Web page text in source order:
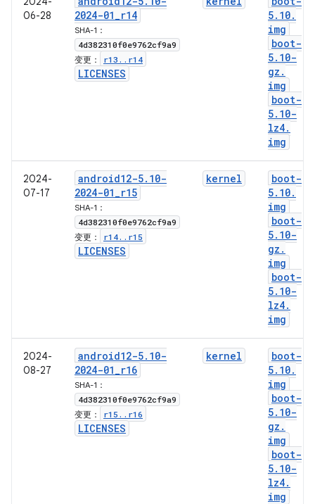
06-28
2024-01_r14
SHA-1：
4d382310f0e9762cf9a9
变更： r13 . . r14
LICENSES
5. 10.
img
boot-
5. 10-
gz .
img
boot-
5. 10-
lz4.
img
2024-
07-17
android12-5. 10-
2024-01_r15
SHA-1：
4d382310f0e9762cf9a9
变更： r14. . r15
LICENSES
kernel
boot-
5. 10.
img
boot-
5. 10-
gz .
img
boot-
5. 10-
lz4.
img
2024-
08-27
android12-5. 10-
2024-01_r16
SHA-1：
4d382310f0e9762cf9a9
变更： r15 . . r16
LICENSES
kernel
boot-
5. 10.
img
boot-
5. 10-
gz .
img
boot-
5. 10-
lz4.
img